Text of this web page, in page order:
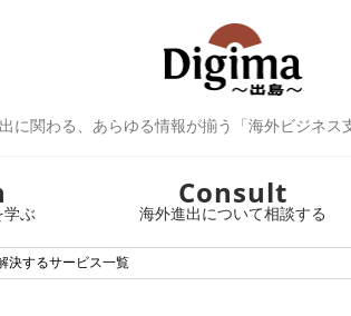
に関わる、あらゆる情報が揃う「海外ビジネス
学ぶ
Consult
海外進出について相談する
決するサービス一覧